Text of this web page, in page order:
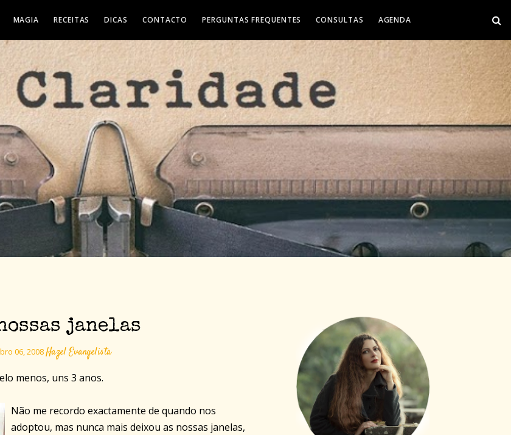
MAGIA RECEITAS DICAS CONTACTO PERGUNTAS FREQUENTES CONSULTAS AGENDA
janelas
06, 2008Hazel Evangelista
menos, uns 3 anos.
Não me recordo exactamente de quando nos
adoptou, mas nunca mais deixou as nossas janelas,